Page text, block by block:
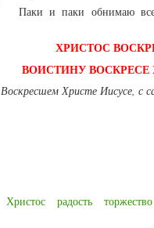
Паки и паки обнимаю
ХРИСТОС
ВОИСТИНУ ВОСКРЕСЕ
Христе Иисусе, с
Христос радость торжество